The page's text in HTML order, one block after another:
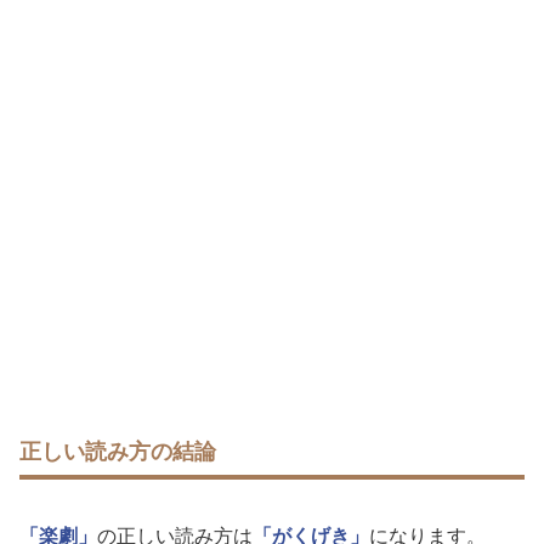
正しい読み方の結論
「楽劇」 の正しい読み方は 「がくげき」 になります。